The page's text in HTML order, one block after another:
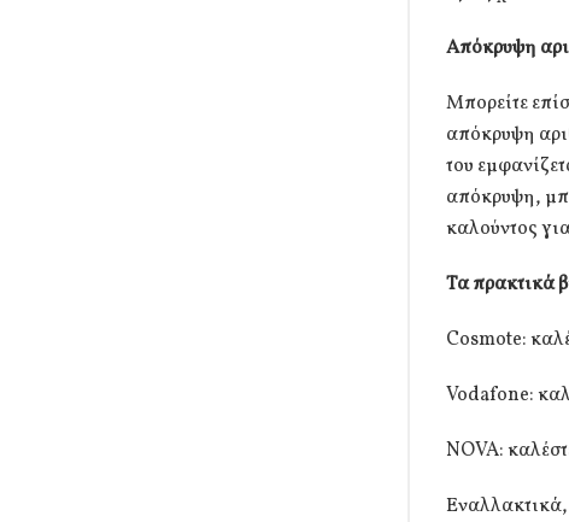
Απόκρυψη
Μπορείτε
απόκρυψη
του
απόκρυψη,
καλούντος
Τα πρακτικά
Cosmote:
Vodafone:
NOVA: